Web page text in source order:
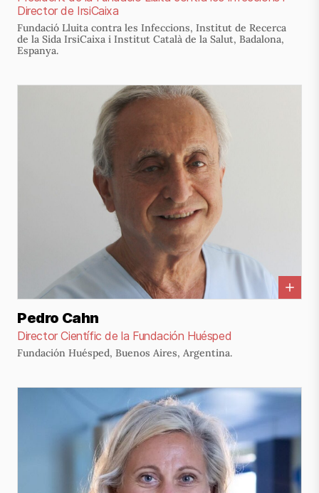
Director de IrsiCaixa
Fundació Lluita contra les Infeccions, Institut de Recerca
de la Sida IrsiCaixa i Institut Català de la Salut, Badalona,
Espanya.
Pedro Cahn
Director Científic de la Fundación Huésped
Fundación Huésped, Buenos Aires, Argentina.